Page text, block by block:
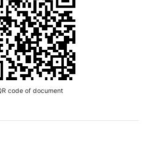
code of document